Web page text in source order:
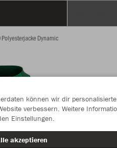
Polyesterjacke Dynamic
können wir dir personalisierte
verbessern. Weitere
Einstellungen.
akzeptieren